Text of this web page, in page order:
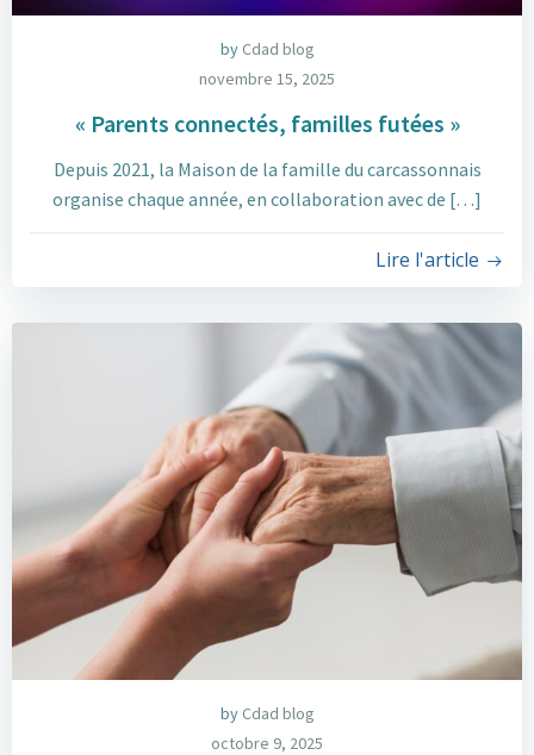
by Cdad blog
novembre 15, 2025
« Parents connectés, familles futées »
Depuis 2021, la Maison de la famille du carcassonnais
organise chaque année, en collaboration avec de […]
Lire l'article
by Cdad blog
octobre 9, 2025